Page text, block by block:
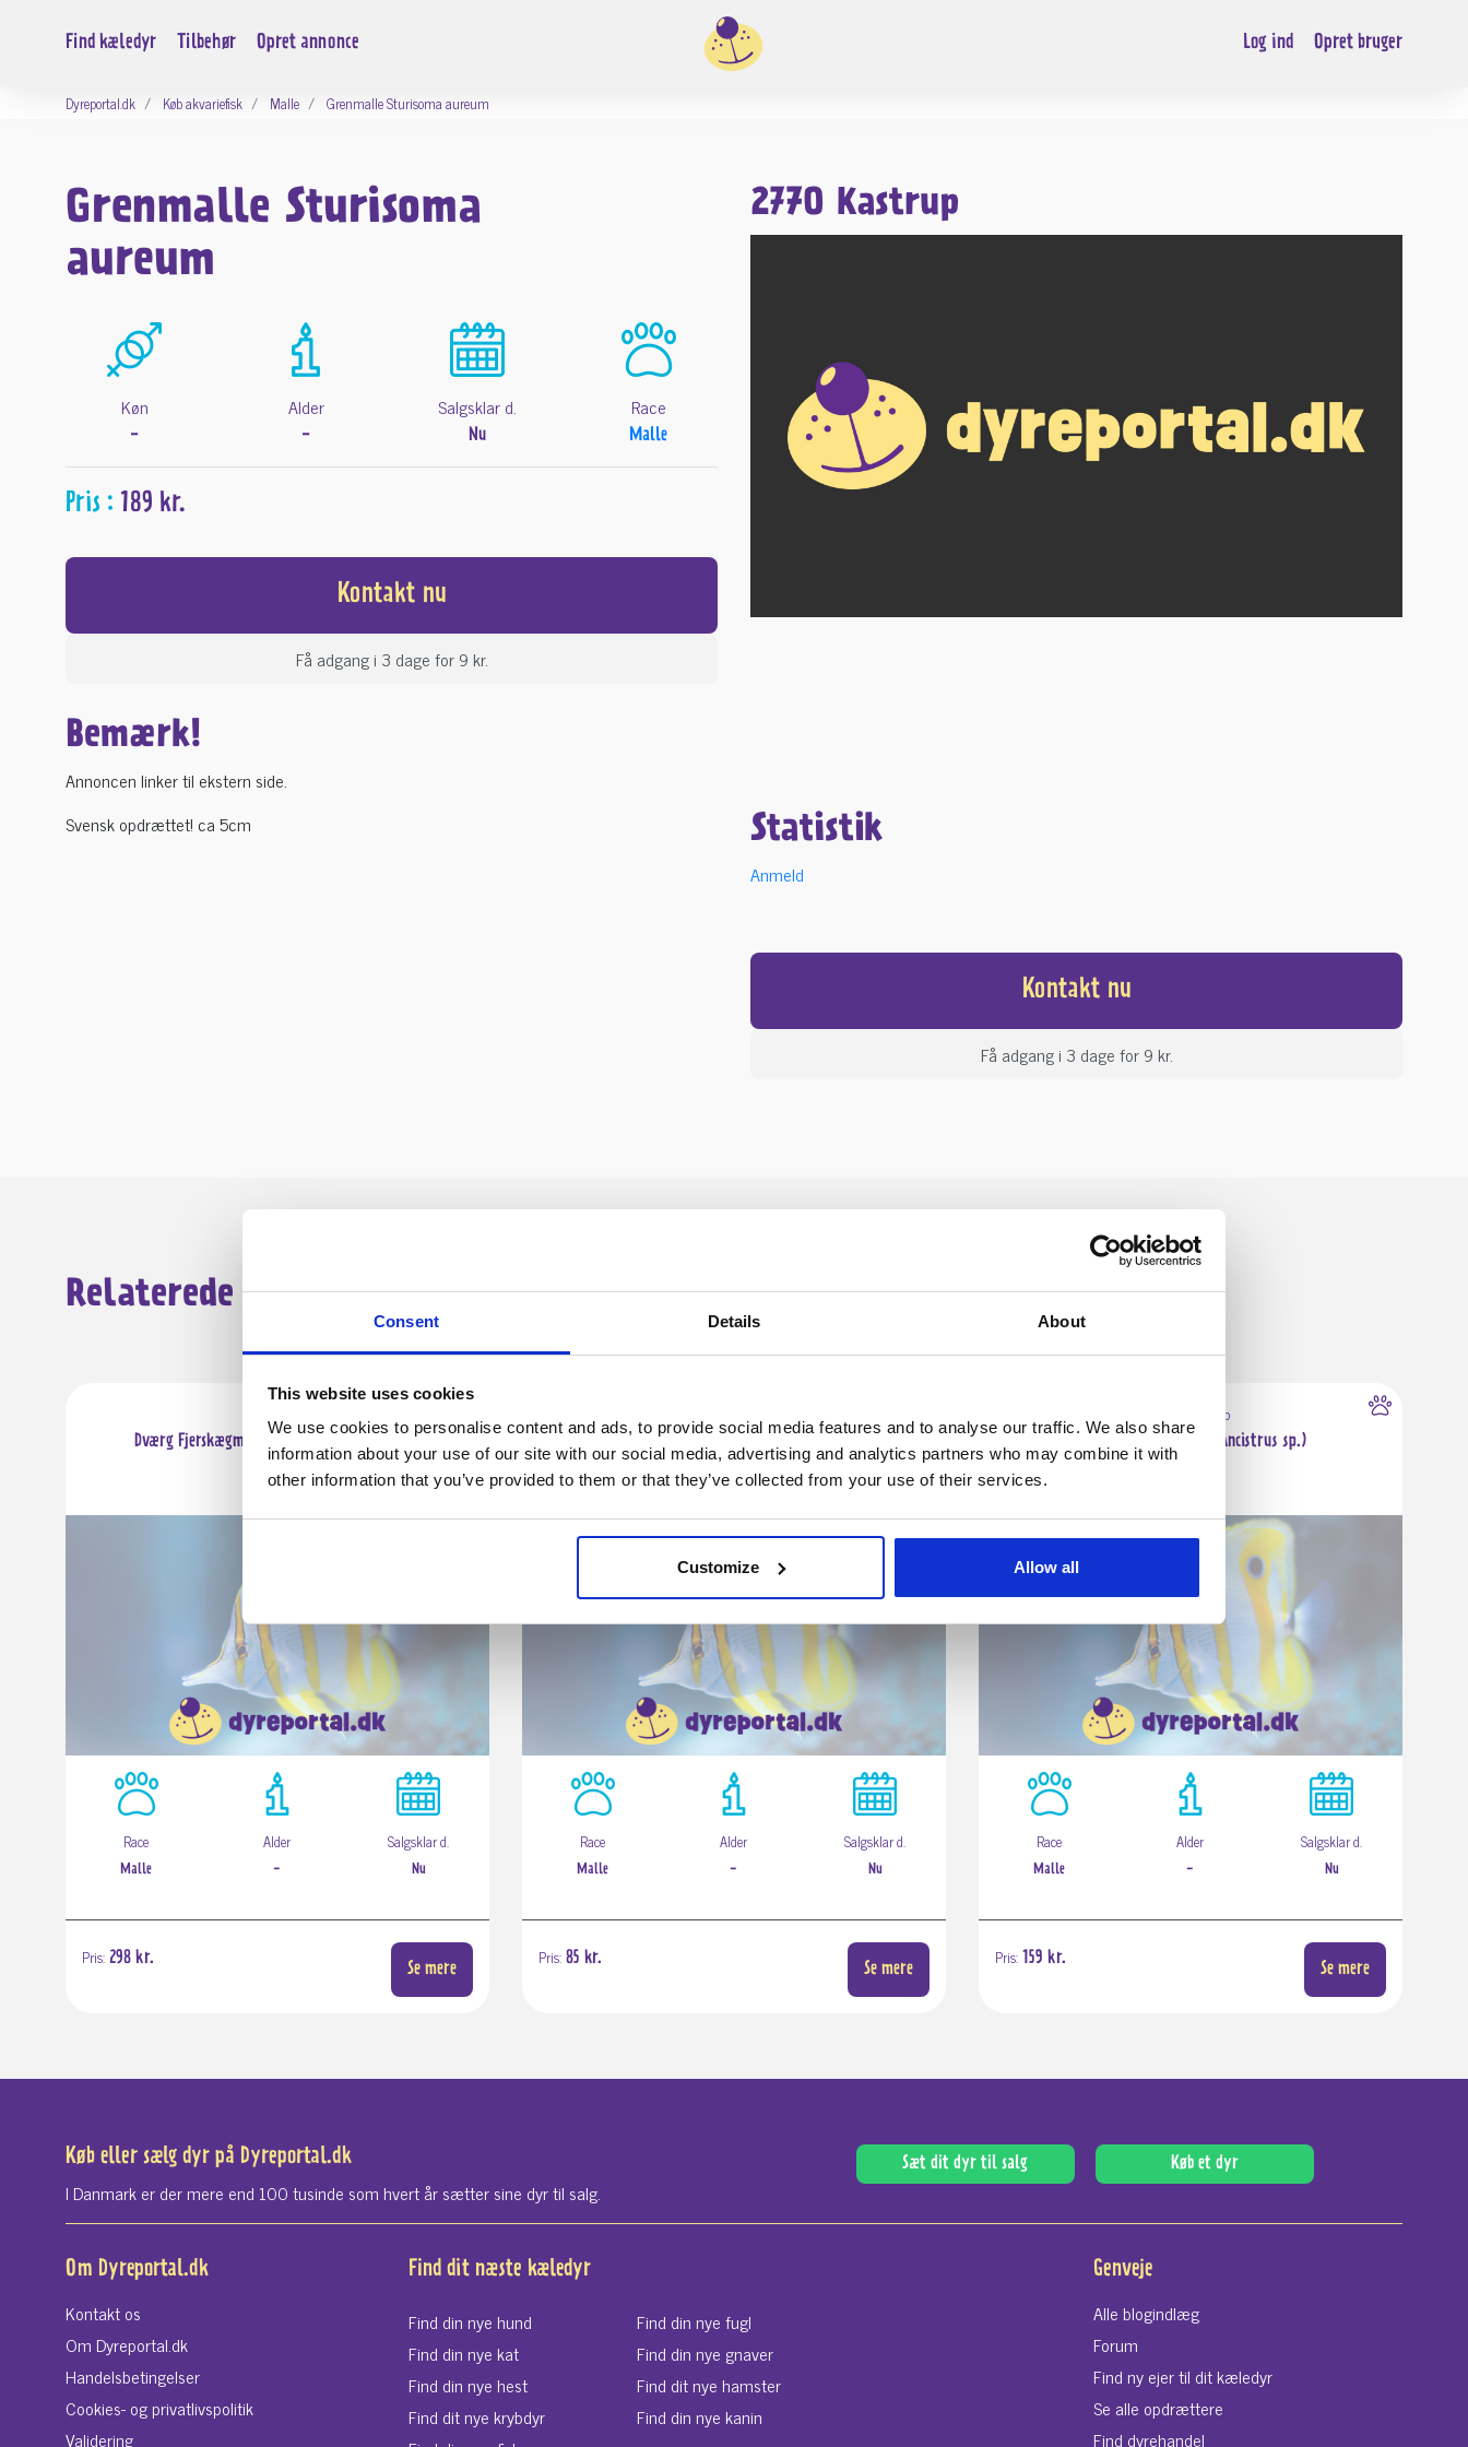
Consent Details About
This website uses cookies
We use cookies to personalise content and ads, to provide social media features and to analyse our traffic. We also share
information about your use of our site with our social media, advertising and analytics partners who may combine it with
other information that you’ve provided to them or that they’ve collected from your use of their services.
Customize Allow all
Log ind Opret bruger
Find kæledyr Tilbehør Opret annonce
Dyreportal.dk Køb akvariefisk Malle Grenmalle Sturisoma aureum
Grenmalle Sturisoma
aureum
Køn
-
Alder
-
Salgsklar d.
Nu
Race
Malle
Pris : 189 kr.
Kontakt nu
Få adgang i 3 dage for 9 kr.
Bemærk!
Annoncen linker til ekstern side.
2770 Kastrup
Svensk opdrættet! ca 5cm Statistik
Anmeld
Kontakt nu
Få adgang i 3 dage for 9 kr.
Relaterede annoncer
Dværg Fjerskægmalle (Synodontis petricola)
Race
Malle
Alder
-
Salgsklar d.
Nu
Pris: 298 kr.
Se mere
Grenmalle (Loricaria filamentosa)
Race
Malle
Alder
-
Salgsklar d.
Nu
Pris: 85 kr.
Se mere
2770 Kastrup
Super Rød Sugemalle (Ancistrus sp.)
Race
Malle
Alder
-
Salgsklar d.
Nu
Pris: 159 kr.
Se mere
Køb eller sælg dyr på Dyreportal.dk
I Danmark er der mere end 100 tusinde som hvert år sætter sine dyr til salg.
Sæt dit dyr til salg Køb et dyr
Om Dyreportal.dk
Kontakt os
Om Dyreportal.dk
Handelsbetingelser
Cookies- og privatlivspolitik
Validering
Find dit næste kæledyr
Find din nye hund
Find din nye kat
Find din nye hest
Find dit nye krybdyr
Find din nye fugl
Find din nye gnaver
Find dit nye hamster
Find din nye kanin
Genveje
Alle blogindlæg
Forum
Find ny ejer til dit kæledyr
Se alle opdrættere
Find dyrehandel